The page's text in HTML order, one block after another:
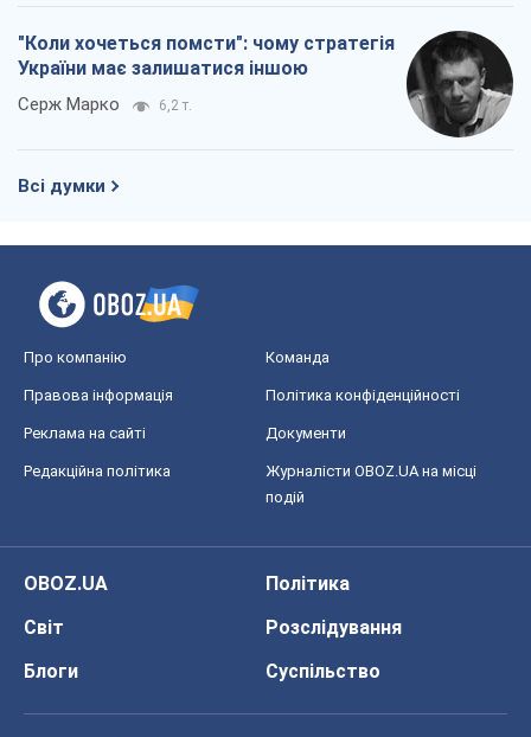
"Коли хочеться помсти": чому стратегія
України має залишатися іншою
Серж Марко 6,2 т.
Всі думки
Про компанію Команда
Правова інформація Політика конфіденційності
Реклама на сайті Документи
Редакційна політика
Журналісти OBOZ.UA на місці
подій
OBOZ.UA
Політика
Світ
Розслідування
Блоги
Суспільство